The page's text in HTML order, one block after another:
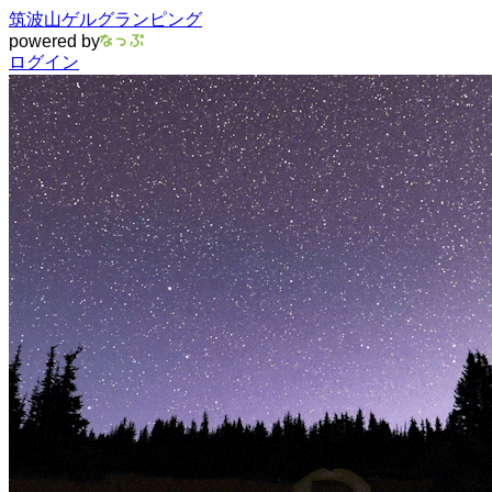
筑波山ゲルグランピング
powered by
ログイン